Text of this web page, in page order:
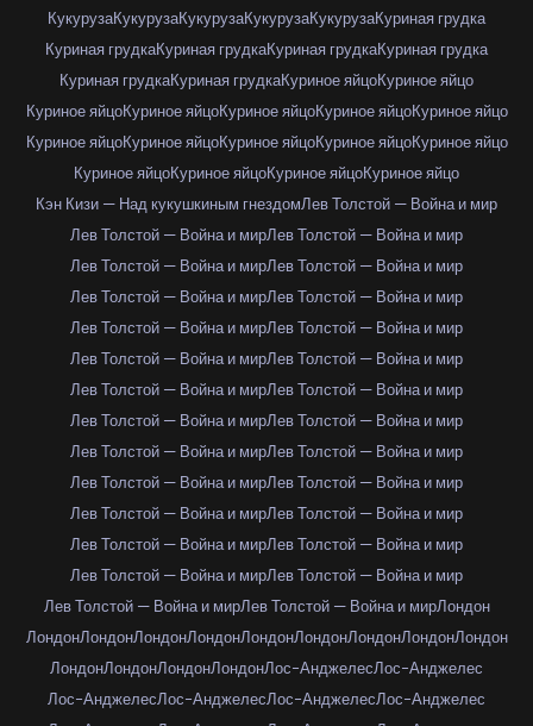
КукурузаКукурузаКукурузаКукурузаКукурузаКуриная грудка
Куриная грудкаКуриная грудкаКуриная грудкаКуриная грудка
Куриная грудкаКуриная грудкаКуриное яйцоКуриное яйцо
Куриное яйцоКуриное яйцоКуриное яйцоКуриное яйцоКуриное яйцо
Куриное яйцоКуриное яйцоКуриное яйцоКуриное яйцоКуриное яйцо
Куриное яйцоКуриное яйцоКуриное яйцоКуриное яйцо
Кэн Кизи — Над кукушкиным гнездомЛев Толстой — Война и мир
Лев Толстой — Война и мирЛев Толстой — Война и мир
Лев Толстой — Война и мирЛев Толстой — Война и мир
Лев Толстой — Война и мирЛев Толстой — Война и мир
Лев Толстой — Война и мирЛев Толстой — Война и мир
Лев Толстой — Война и мирЛев Толстой — Война и мир
Лев Толстой — Война и мирЛев Толстой — Война и мир
Лев Толстой — Война и мирЛев Толстой — Война и мир
Лев Толстой — Война и мирЛев Толстой — Война и мир
Лев Толстой — Война и мирЛев Толстой — Война и мир
Лев Толстой — Война и мирЛев Толстой — Война и мир
Лев Толстой — Война и мирЛев Толстой — Война и мир
Лев Толстой — Война и мирЛев Толстой — Война и мир
Лев Толстой — Война и мирЛев Толстой — Война и мирЛондон
ЛондонЛондонЛондонЛондонЛондонЛондонЛондонЛондонЛондон
ЛондонЛондонЛондонЛондонЛос-АнджелесЛос-Анджелес
Лос-АнджелесЛос-АнджелесЛос-АнджелесЛос-Анджелес